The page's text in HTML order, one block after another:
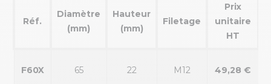
Réf.
Diamètre
(mm)
Hauteur
(mm)
Filetage
Prix
unitaire
HT
F60X 65 22 M12 49,28 €